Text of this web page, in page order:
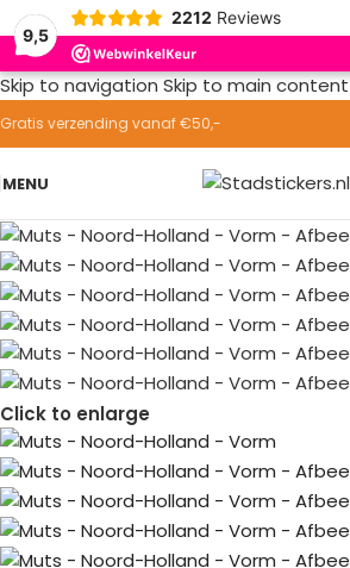
9,5
2212 Reviews
Skip to navigationSkip to main content
Gratis verzending vanaf €50,-
MENU
Click to enlarge